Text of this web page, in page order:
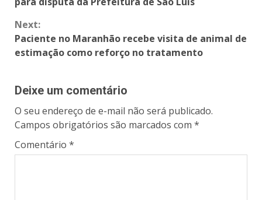
Next:
Paciente no Maranhão recebe visita de animal de
estimação como reforço no tratamento
Deixe um comentário
O seu endereço de e-mail não será publicado.
Campos obrigatórios são marcados com *
Comentário *